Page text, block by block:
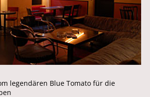
legendären Blue Tomato für die